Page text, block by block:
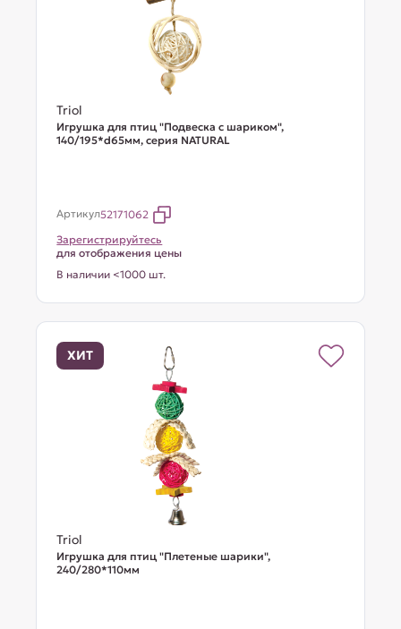
Triol
Игрушка для птиц "Подвеска с шариком",
140/195*d65мм, серия NATURAL
Артикул52171062
Зарегистрируйтесь
для отображения цены
В наличии <1000 шт.
ХИТ
Triol
Игрушка для птиц "Плетеные шарики",
240/280*110мм